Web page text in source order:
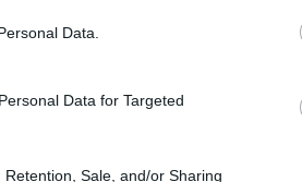
Data.
Data for Targeted
Sale, and/or Sharing